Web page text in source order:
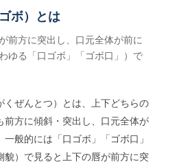
ボ）とは
前方に突出し、口元全体が前に
ゆる「口ゴボ」「ゴボ口」）で
くぜんとつ）とは、上下どちらの
前方に傾斜・突出し、口元全体が
般的には「口ゴボ」「ゴボ口」
貌）で見ると上下の唇が前方に突